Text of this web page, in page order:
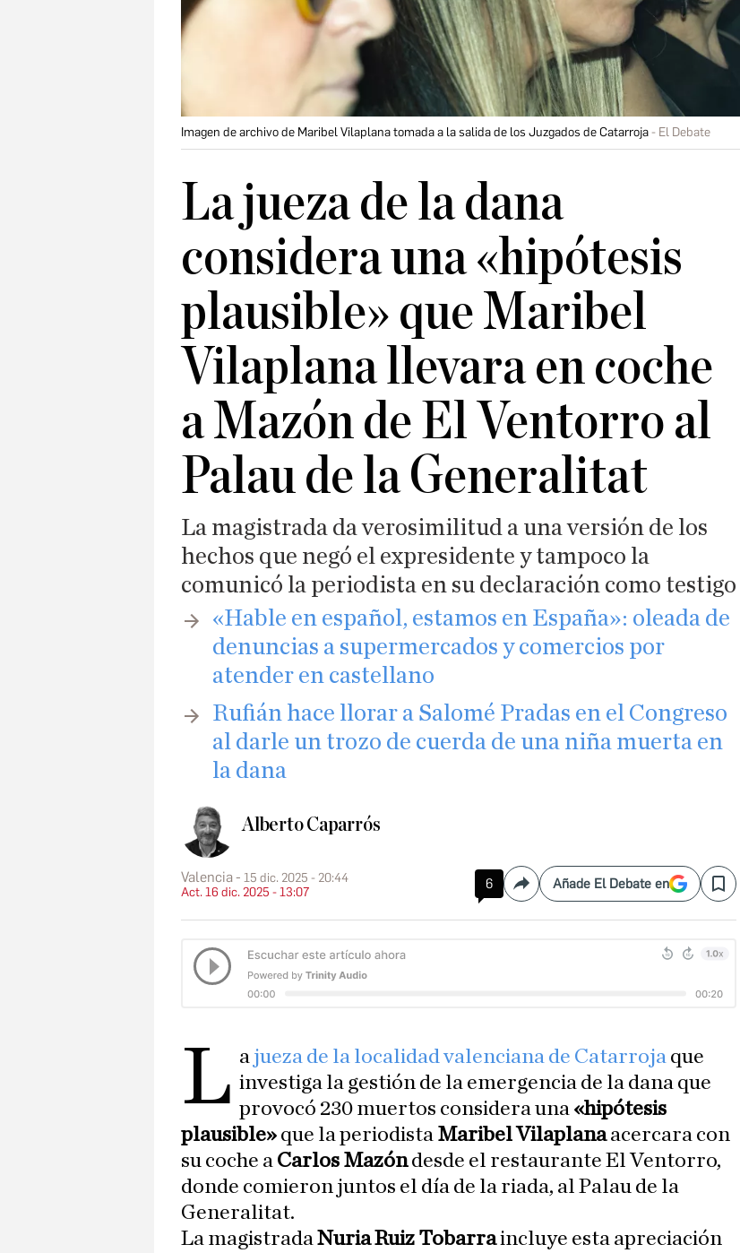
Imagen de archivo de Maribel Vilaplana tomada a la salida de los Juzgados de Catarroja El Debate
La jueza de la dana
considera una «hipótesis
plausible» que Maribel
Vilaplana llevara en coche
a Mazón de El Ventorro al
Palau de la Generalitat
La magistrada da verosimilitud a una versión de los
hechos que negó el expresidente y tampoco la
comunicó la periodista en su declaración como testigo
«Hable en español, estamos en España»: oleada de
denuncias a supermercados y comercios por
atender en castellano
​Rufián hace llorar a Salomé Pradas en el Congreso
al darle un trozo de cuerda de una niña muerta en
la dana
Alberto Caparrós
Valencia
15 dic. 2025 - 20:44
Act. 16 dic. 2025 - 13:07
6 CompartirAñade El Debate en Save
L a jueza de la localidad valenciana de Catarroja que
investiga la gestión de la emergencia de la dana que
provocó 230 muertos considera una «hipótesis
plausible» que la periodista Maribel Vilaplanaacercara con
su coche a Carlos Mazóndesde el restaurante El Ventorro,
donde comieron juntos el día de la riada, al Palau de la
Generalitat.
La magistradaNuria Ruiz Tobarraincluye esta apreciación